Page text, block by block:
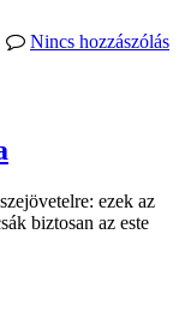
Nincs hozzászólás
ezek az
biztosan az este